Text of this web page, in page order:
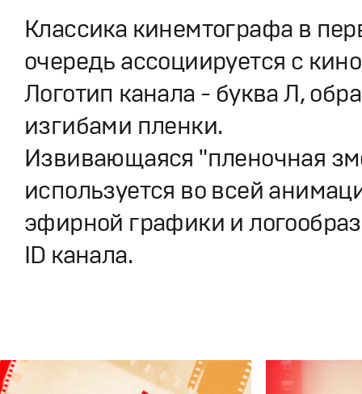
Классика кинемтографа в
очередь ассоциируется с
Логотип канала - буква Л,
изгибами пленки.
Извивающаяся "пленочная
используется во всей
эфирной графики и
ID канала.